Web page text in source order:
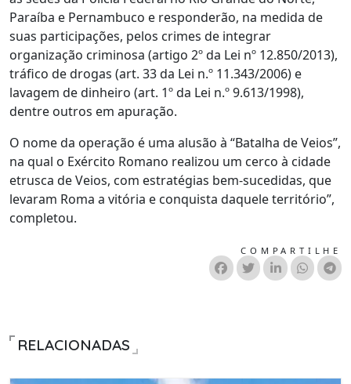
Paraíba e Pernambuco e responderão, na medida de
suas participações, pelos crimes de integrar
organização criminosa (artigo 2º da Lei nº 12.850/2013),
tráfico de drogas (art. 33 da Lei n.º 11.343/2006) e
lavagem de dinheiro (art. 1º da Lei n.º 9.613/1998),
dentre outros em apuração.
O nome da operação é uma alusão à “Batalha de Veios”,
na qual o Exército Romano realizou um cerco à cidade
etrusca de Veios, com estratégias bem-sucedidas, que
levaram Roma a vitória e conquista daquele território”,
completou.
COMPARTILHE
RELACIONADAS